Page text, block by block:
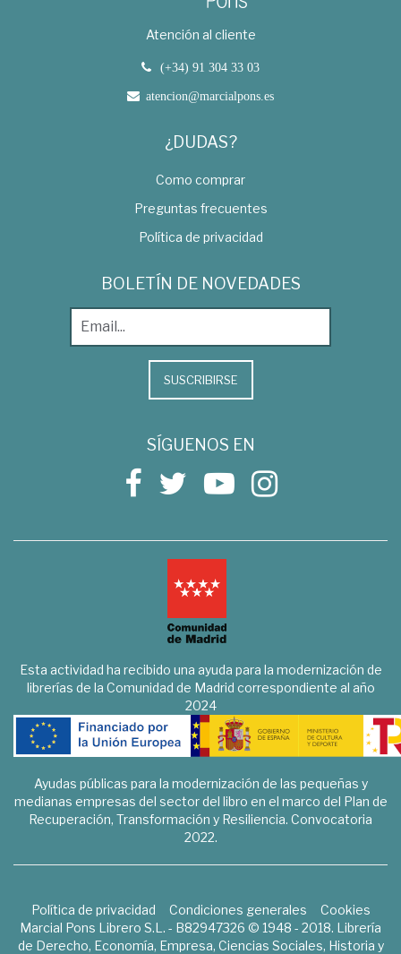
Atención al cliente
(+34) 91 304 33 03
atencion@marcialpons.es
¿DUDAS?
Como comprar
Preguntas frecuentes
Política de privacidad
BOLETÍN DE NOVEDADES
SUSCRIBIRSE
SÍGUENOS EN
Esta actividad ha recibido una ayuda para la modernización de
librerías de la Comunidad de Madrid correspondiente al año
2024
Ayudas públicas para la modernización de las pequeñas y
medianas empresas del sector del libro en el marco del Plan de
Recuperación, Transformación y Resiliencia. Convocatoria
2022.
Política de privacidad Condiciones generales
Cookies
Marcial Pons Librero S.L. - B82947326 © 1948 - 2018. Librería
de Derecho, Economía, Empresa, Ciencias Sociales, Historia y